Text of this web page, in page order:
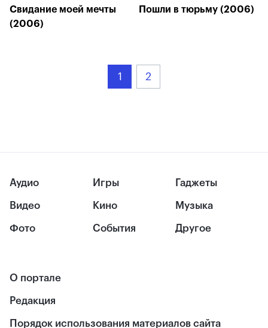
Свидание моей мечты
(2006)
Пошли в тюрьму (2006)
1 2
Аудио
Видео
Фото
Игры
Кино
События
Гаджеты
Музыка
Другое
О портале
Редакция
Порядок использования материалов сайта